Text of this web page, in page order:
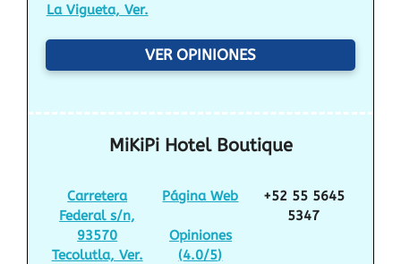
La Vigueta, Ver.
VER OPINIONES
MiKiPi Hotel Boutique
Carretera
Federal s/n,
93570
Tecolutla, Ver.
Página Web
Opiniones
(4.0/5)
+52 55 5645
5347